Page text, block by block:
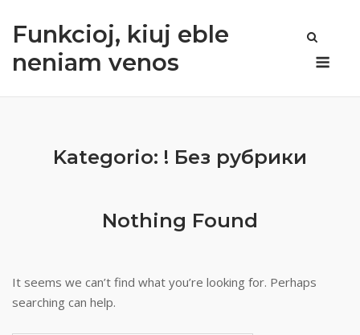
Funkcioj, kiuj eble
neniam venos
Kategorio: ! Без рубрики
Nothing Found
It seems we can’t find what you’re looking for. Perhaps
searching can help.